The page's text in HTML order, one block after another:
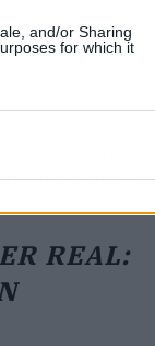
and/or Sharing
for which it
dispuesto a
motor
Sabe que es
le aplauden.
REAL: